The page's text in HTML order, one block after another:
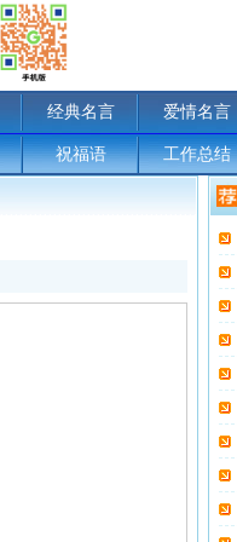
经典名言 爱情名言
祝福语 工作总结